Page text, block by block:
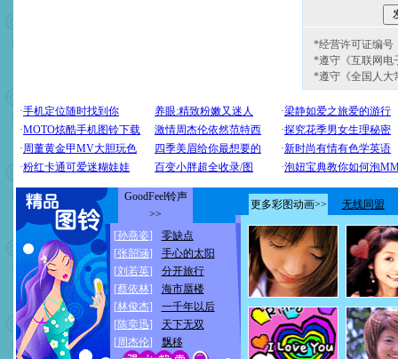
*经营许可证编号
*遵守《互联网电
*遵守《全国人大